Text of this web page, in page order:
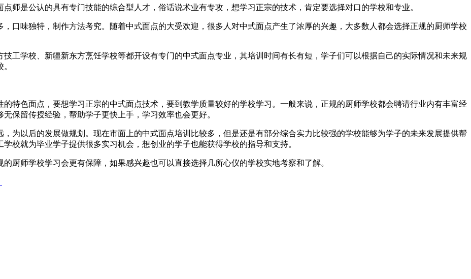
师是公认的具有专门技能的综合型人才，俗话说术业有专攻，想学习正宗的技术，肯定要选择对口的学校和专业。
口味独特，制作方法考究。随着中式面点的大受欢迎，很多人对中式面点产生了浓厚的兴趣，大多数人都会选择正规的厨师学校
工学校、新疆新东方烹饪学校等都开设有专门的中式面点专业，其培训时间有长有短，学子们可以根据自己的实际情况和未来规
特色面点，要想学习正宗的中式面点技术，要到教学质量较好的学校学习。一般来说，正规的厨师学校都会聘请行业内有丰富经
保留传授经验，帮助学子更快上手，学习效率也会更好。
为以后的发展做规划。现在市面上的中式面点培训比较多，但是还是有部分综合实力比较强的学校能够为学子的未来发展提供帮
校就为毕业学子提供很多实习机会，想创业的学子也能获得学校的指导和支持。
厨师学校学习会更有保障，如果感兴趣也可以直接选择几所心仪的学校实地考察和了解。